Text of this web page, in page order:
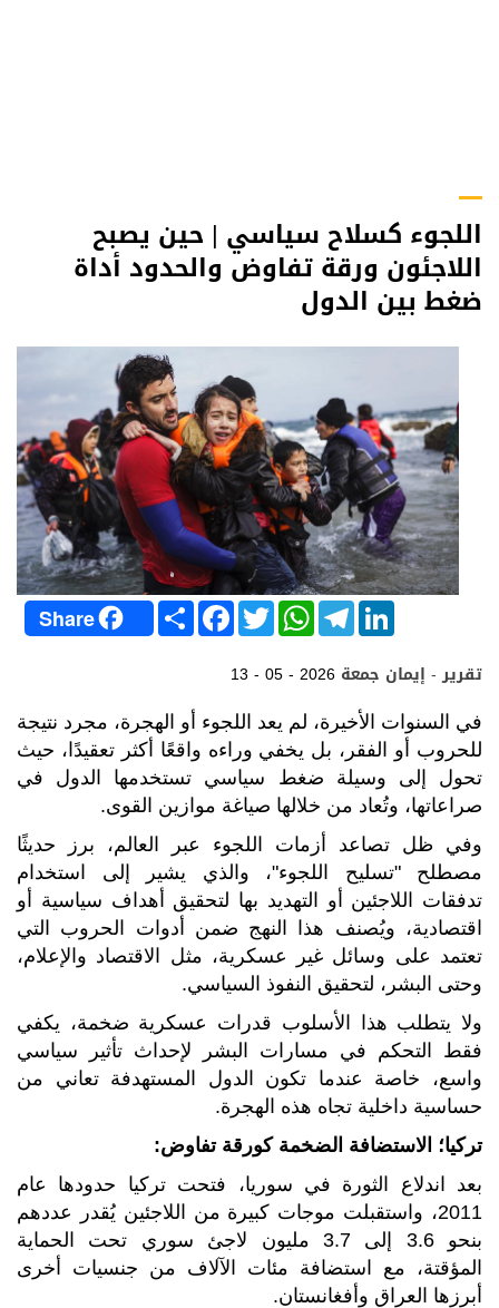
اللجوء كسلاح سياسي | حين يصبح
اللاجئون ورقة تفاوض والحدود أداة
ضغط بين الدول
Share S
h
a
F
a
c
e
b
o
k
T
w
i
t
t
r
W
h
a
t
s
p
p
T
e
l
e
g
a
m
L
i
n
k
e
I
n
13 - 05 - 2026 تقرير - إيمان جمعة
في السنوات الأخيرة، لم يعد اللجوء أو الهجرة، مجرد نتيجة
للحروب أو الفقر، بل يخفي وراءه واقعًا أكثر تعقيدًا، حيث
تحول إلى وسيلة ضغط سياسي تستخدمها الدول في
صراعاتها، وتُعاد من خلالها صياغة موازين القوى.
وفي ظل تصاعد أزمات اللجوء عبر العالم، برز حديثًا
مصطلح "تسليح اللجوء"، والذي يشير إلى استخدام
تدفقات اللاجئين أو التهديد بها لتحقيق أهداف سياسية أو
اقتصادية، ويُصنف هذا النهج ضمن أدوات الحروب التي
تعتمد على وسائل غير عسكرية، مثل الاقتصاد والإعلام،
وحتى البشر، لتحقيق النفوذ السياسي.
ولا يتطلب هذا الأسلوب قدرات عسكرية ضخمة، يكفي
فقط التحكم في مسارات البشر لإحداث تأثير سياسي
واسع، خاصة عندما تكون الدول المستهدفة تعاني من
حساسية داخلية تجاه هذه الهجرة.
تركيا؛ الاستضافة الضخمة كورقة تفاوض:
بعد اندلاع الثورة في سوريا، فتحت تركيا حدودها عام
2011، واستقبلت موجات كبيرة من اللاجئين يُقدر عددهم
بنحو 3.6 إلى 3.7 مليون لاجئ سوري تحت الحماية
المؤقتة، مع استضافة مئات الآلاف من جنسيات أخرى
أبرزها العراق وأفغانستان.